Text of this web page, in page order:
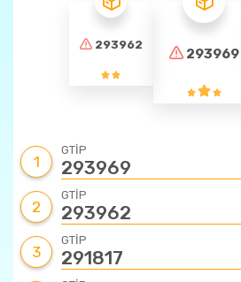
293962
293969
1
GTİP
293969
2
GTİP
293962
3
GTİP
291817